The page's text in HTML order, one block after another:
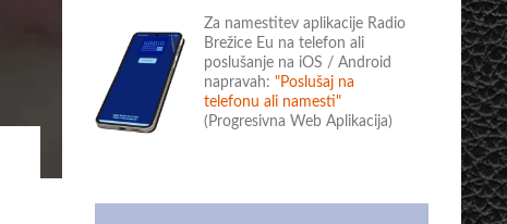
Za namestitev aplikacije Radio
Brežice Eu na telefon ali
poslušanje na iOS / Android
napravah: "Poslušaj na
telefonu ali namesti"
(Progresivna Web Aplikacija)